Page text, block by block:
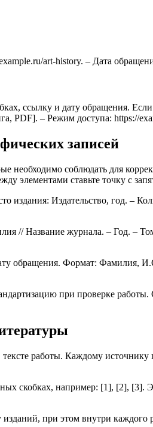
art-history. – Дата
ссылку и дату обращения.
PDF]. – Режим доступа: https://
записей
соблюдать для
элементами ставьте точку с
Издательство, год. –
// Название журнала. – Год.
обращения. Формат:
при проверке
работы. Каждому
скобках, например: [1], [2], [3].
при этом внутри